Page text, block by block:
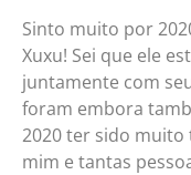
Sinto muito por
Xuxu! Sei que ele
juntamente com
foram embora
2020 ter sido muito
mim e tantas